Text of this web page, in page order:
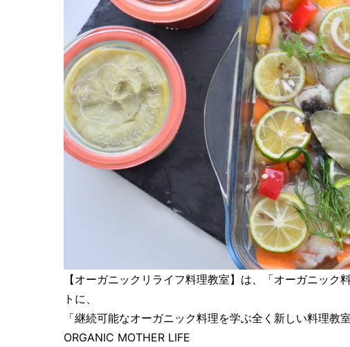
【オーガニックリライフ料理教室】は、「オーガニッ
トに、
「​継続可能なオーガニック料理を学ぶ​全く新しい料理
ORGANIC MOTHER LIFE